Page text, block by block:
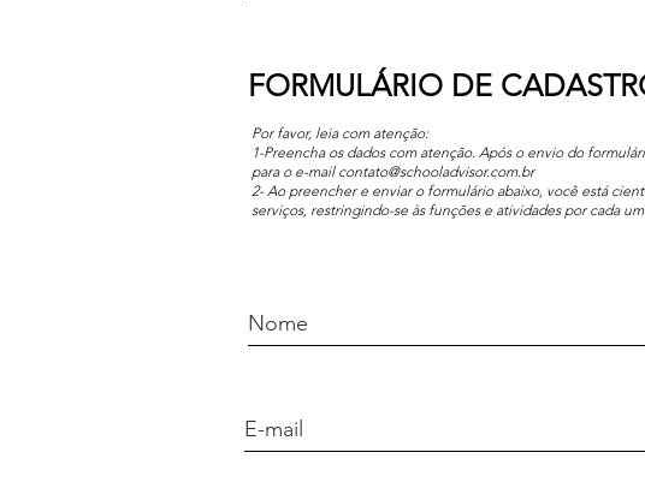
FORMULÁRIO DE
Por favor, leia com atenção:
1-Preencha os dados com atenção. Após o envio do
para o e-mail contato@schooladvisor.com.br
2- Ao preencher e enviar o formulário abaixo, você está
serviços, restringindo-se às funções e atividades por cada